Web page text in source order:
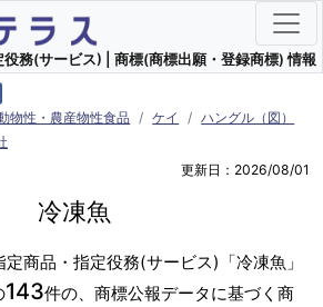
役務(サービス) | 商標(商標出願・登録商標) 情報
物性・農産物性食品 ケイ
ハングル（図）
更新日：2026/08/01
冷凍魚
商品・指定役務(サービス)「冷凍魚」
143件の、商標公報データに基づく商